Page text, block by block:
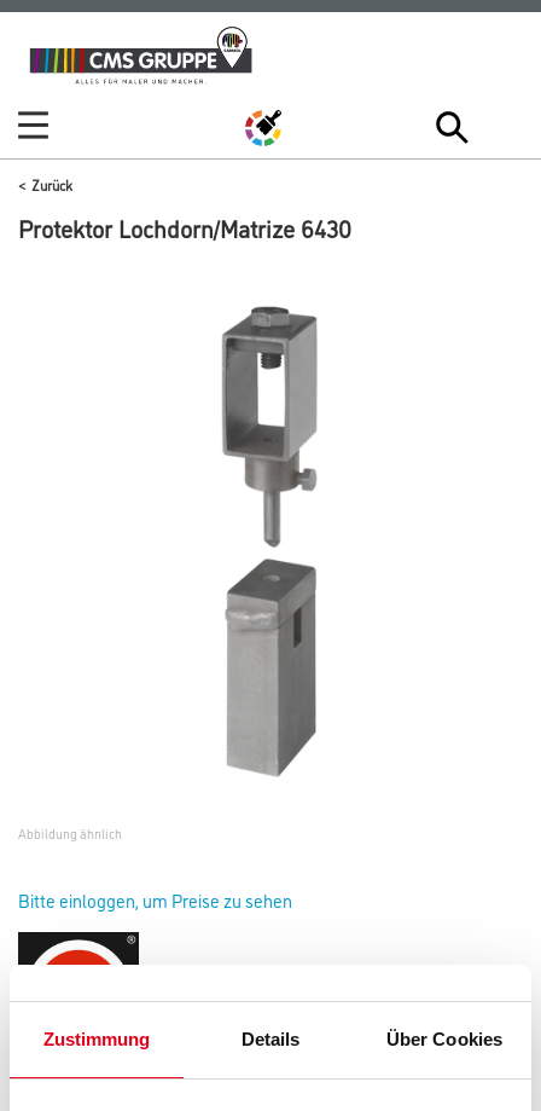
Zustimmung Details Über Cookies
Zum
Inhalt
Zum
Navigationsmenü
Zurück
Protektor Lochdorn/Matrize 6430
Abbildung ähnlich
Bitte einloggen, um Preise zu sehen